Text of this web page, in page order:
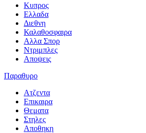
Κυπρος
Ελλαδα
Διεθνη
Καλαθοσφαιρα
Αλλα Σπορ
Ντριμπλες
Αποψεις
Παραθυρο
Ατζεντα
Επικαιρα
Θεματα
Στηλες
Αποθηκη